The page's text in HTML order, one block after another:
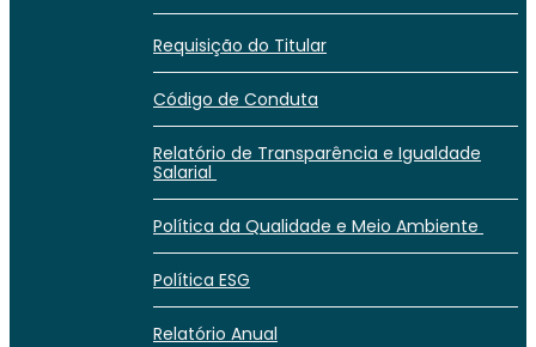
Requisição do Titular
Código de Conduta
Relatório de Transparência e Igualdade
Salarial
Política da Qualidade e Meio Ambiente
Política ESG
Relatório Anual